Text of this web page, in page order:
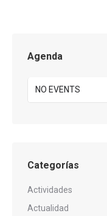
Agenda
NO EVENTS
Categorías
Actividades
Actualidad